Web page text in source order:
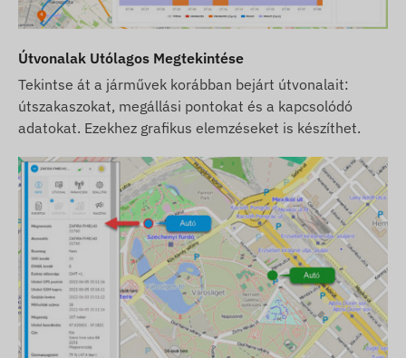
képek folyamatos frissítésére és pontosságára.
fenntartja a jogot a termékspecifikációk vagy a
csomagolás előzetes értesítés nélküli
módosítására. Emiatt a termékek megjelenése a
valóságban minimálisan eltérhet a képeken
látottaktól. Az esetleges eltérésekért a gyártói
változtatások jogát fenntartjuk.
Útvonalak Utólagos Megtekintése
Tekintse át a járművek korábban bejárt útvonalait:
útszakaszokat, megállási pontokat és a kapcsolódó
adatokat. Ezekhez grafikus elemzéseket is készíthet.